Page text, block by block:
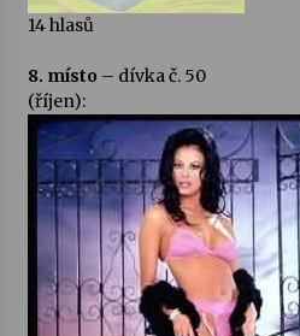
14 hlasů
8. místo – dívka č. 50
(říjen):